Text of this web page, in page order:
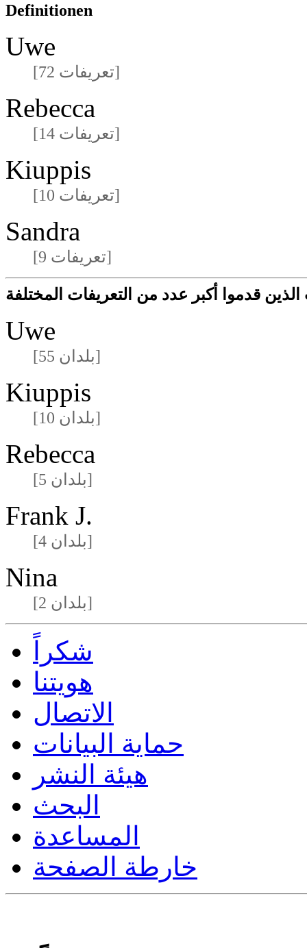
Definitionen
Uwe
[72 تعريفات]
Rebecca
[14 تعريفات]
Kiuppis
[10 تعريفات]
Sandra
[9 تعريفات]
قدموا أكبر عدد من التعريفات المختلفة
Uwe
[55 بلدان]
Kiuppis
[10 بلدان]
Rebecca
[5 بلدان]
Frank J.
[4 بلدان]
Nina
[2 بلدان]
شكراً
هويتنا
الاتصال
حماية البيانات
هيئة النشر
البحث
المساعدة
خارطة الصفحة